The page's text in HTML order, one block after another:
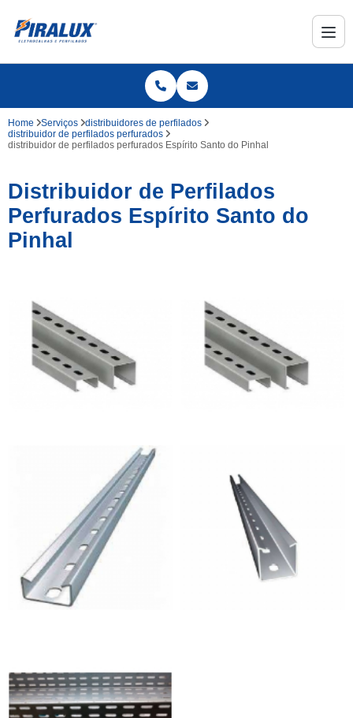
Home Serviços
distribuidores de perfilados
distribuidor de perfilados perfurados
distribuidor de perfilados perfurados Espírito Santo do Pinhal
Distribuidor de Perfilados
Perfurados Espírito Santo do
Pinhal